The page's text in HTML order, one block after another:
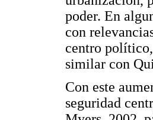
poder. En
con
centro
similar con
Con este
seguridad